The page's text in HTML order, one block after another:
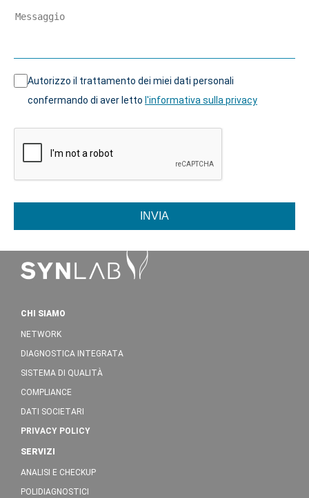
Autorizzo il trattamento dei miei dati personali
confermando di aver letto l'informativa sulla privacy
INVIA
CHI SIAMO
NETWORK
DIAGNOSTICA INTEGRATA
SISTEMA DI QUALITÀ
COMPLIANCE
DATI SOCIETARI
PRIVACY POLICY
SERVIZI
ANALISI E CHECKUP
POLIDIAGNOSTICI